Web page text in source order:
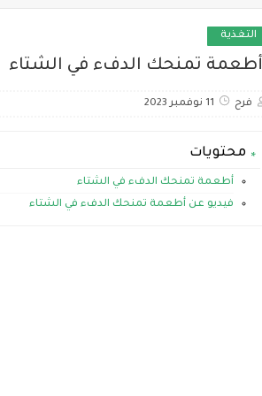
التغذية
أطعمة تمنحك الدفء في الشتاء
فرح 11 نوفمبر 2023
محتويات
أطعمة تمنحك الدفء في الشتاء
فيديو عن أطعمة تمنحك الدفء في الشتاء